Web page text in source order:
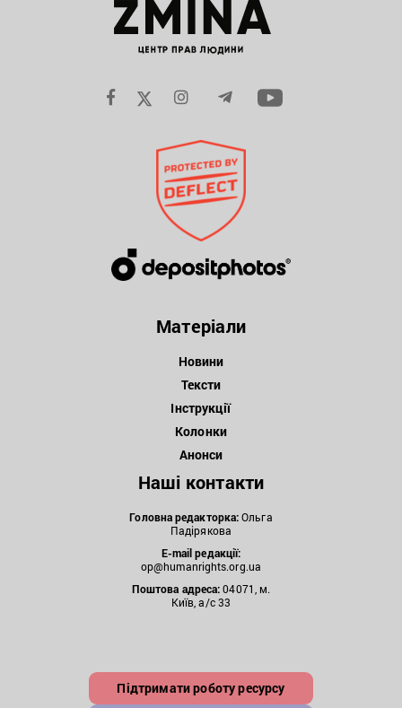
Матеріали
Новини
Тексти
Інструкції
Колонки
Анонси
Наші контакти
Головна редакторка:Ольга
Падірякова
E-mail редакції:
op@humanrights.org.ua
Поштова адреса:04071, м.
Київ, а/с 33
Підтримати роботу ресурсу